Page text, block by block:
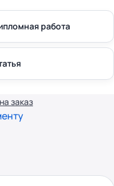
работа
заказ